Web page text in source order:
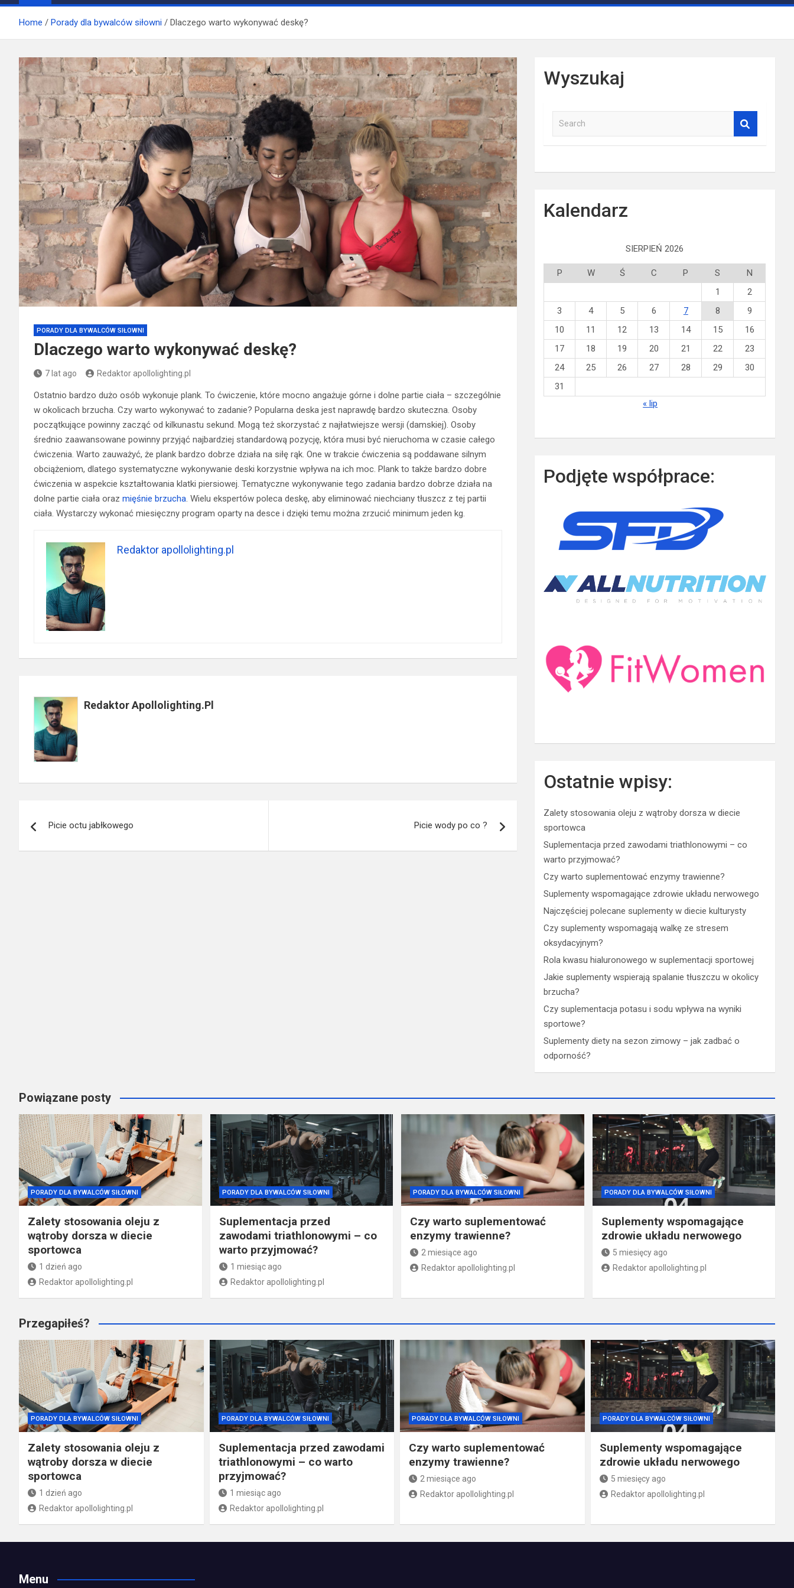
treningu i
suplementacji
Home Porady dla bywalców siłowni Dlaczego warto wykonywać deskę?
PORADY DLA BYWALCÓW SIŁOWNI
Dlaczego warto wykonywać deskę?
7 lat ago Redaktor apollolighting.pl
Ostatnio bardzo dużo osób wykonuje plank. To ćwiczenie, które mocno angażuje górne i dolne partie ciała – szczególnie
w okolicach brzucha. Czy warto wykonywać to zadanie? Popularna deska jest naprawdę bardzo skuteczna. Osoby
początkujące powinny zacząć od kilkunastu sekund. Mogą też skorzystać z najłatwiejsze wersji (damskiej). Osoby
średnio zaawansowane powinny przyjąć najbardziej standardową pozycję, która musi być nieruchoma w czasie całego
ćwiczenia. Warto zauważyć, że plank bardzo dobrze działa na siłę rąk. One w trakcie ćwiczenia są poddawane silnym
obciążeniom, dlatego systematyczne wykonywanie deski korzystnie wpływa na ich moc. Plank to także bardzo dobre
ćwiczenia w aspekcie kształtowania klatki piersiowej. Tematyczne wykonywanie tego zadania bardzo dobrze działa na
dolne partie ciała oraz mięśnie brzucha. Wielu ekspertów poleca deskę, aby eliminować niechciany tłuszcz z tej partii
ciała. Wystarczy wykonać miesięczny program oparty na desce i dzięki temu można zrzucić minimum jeden kg.
Redaktor apollolighting.pl
Redaktor Apollolighting.pl
wpisuPicie octu jabłkowego Picie wody po co ?
Wyszukaj
a
Kalendarz
SIERPIEŃ 2026
P W Ś C P S
N
1
2
3
4 5 6 7 8
9
10
11 12 13 14 15
16
17
18 19 20 21 22
23
24
25 26 27 28 29
30
31
« lip
Podjęte współprace:
Ostatnie wpisy:
Zalety stosowania oleju z wątroby dorsza w diecie
sportowca
Suplementacja przed zawodami triathlonowymi – co
warto przyjmować?
Czy warto suplementować enzymy trawienne?
Suplementy wspomagające zdrowie układu nerwowego
Najczęściej polecane suplementy w diecie kulturysty
Czy suplementy wspomagają walkę ze stresem
oksydacyjnym?
Rola kwasu hialuronowego w suplementacji sportowej
Jakie suplementy wspierają spalanie tłuszczu w okolicy
brzucha?
Czy suplementacja potasu i sodu wpływa na wyniki
sportowe?
Suplementy diety na sezon zimowy – jak zadbać o
odporność?
Powiązane posty
PORADY DLA BYWALCÓW SIŁOWNI
Zalety stosowania oleju z
wątroby dorsza w diecie
sportowca
1 dzień ago
Redaktor apollolighting.pl
PORADY DLA BYWALCÓW SIŁOWNI
Suplementacja przed
zawodami triathlonowymi – co
warto przyjmować?
1 miesiąc ago
Redaktor apollolighting.pl
PORADY DLA BYWALCÓW SIŁOWNI
Czy warto suplementować
enzymy trawienne?
2 miesiące ago
Redaktor apollolighting.pl
PORADY DLA BYWALCÓW SIŁOWNI
Suplementy wspomagające
zdrowie układu nerwowego
5 miesięcy ago
Redaktor apollolighting.pl
Przegapiłeś?
PORADY DLA BYWALCÓW SIŁOWNI
Zalety stosowania oleju z
wątroby dorsza w diecie
sportowca
1 dzień ago
Redaktor apollolighting.pl
PORADY DLA BYWALCÓW SIŁOWNI
Suplementacja przed zawodami
triathlonowymi – co warto
przyjmować?
1 miesiąc ago
Redaktor apollolighting.pl
PORADY DLA BYWALCÓW SIŁOWNI
Czy warto suplementować
enzymy trawienne?
2 miesiące ago
Redaktor apollolighting.pl
PORADY DLA BYWALCÓW SIŁOWNI
Suplementy wspomagające
zdrowie układu nerwowego
5 miesięcy ago
Redaktor apollolighting.pl
Menu